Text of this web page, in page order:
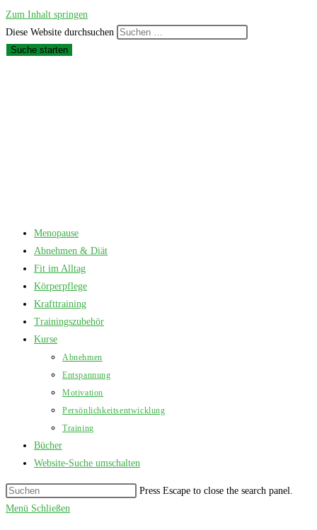
Zum Inhalt springen
Diese Website durchsuchen
Suche starten
Menopause
Abnehmen & Diät
Fit im Alltag
Körperpflege
Krafttraining
Trainingszubehör
Kurse
Abnehmen
Entspannung
Motivation
Persönlichkeitsentwicklung
Training
Bücher
Website-Suche umschalten
Press Escape to close the search panel.
Menü Schließen